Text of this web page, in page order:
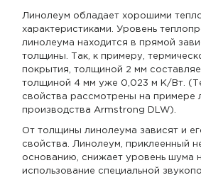
Линолеум обладает хорошими
характеристиками. Уровень
линолеума находится в прямой
толщины. Так, к примеру,
покрытия, толщиной 2 мм
толщиной 4 мм уже 0,023 м К/Вт.
свойства рассмотрены на примере
производства Armstrong DLW).
От толщины линолеума зависят и
свойства. Линолеум, приклеенный
основанию, снижает уровень шума
использование специальной